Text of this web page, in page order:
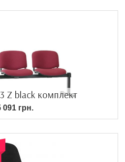
Z black комплект
091 грн.